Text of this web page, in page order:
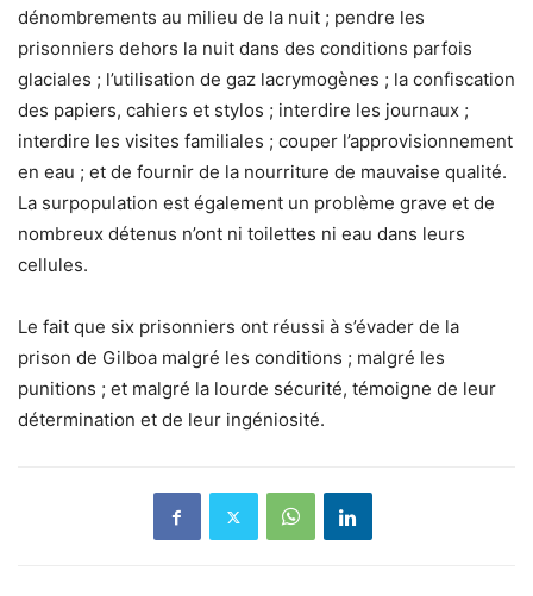
dénombrements au milieu de la nuit ; pendre les
prisonniers dehors la nuit dans des conditions parfois
glaciales ; l’utilisation de gaz lacrymogènes ; la confiscation
des papiers, cahiers et stylos ; interdire les journaux ;
interdire les visites familiales ; couper l’approvisionnement
en eau ; et de fournir de la nourriture de mauvaise qualité.
La surpopulation est également un problème grave et de
nombreux détenus n’ont ni toilettes ni eau dans leurs
cellules.
Le fait que six prisonniers ont réussi à s’évader de la
prison de Gilboa malgré les conditions ; malgré les
punitions ; et malgré la lourde sécurité, témoigne de leur
détermination et de leur ingéniosité.